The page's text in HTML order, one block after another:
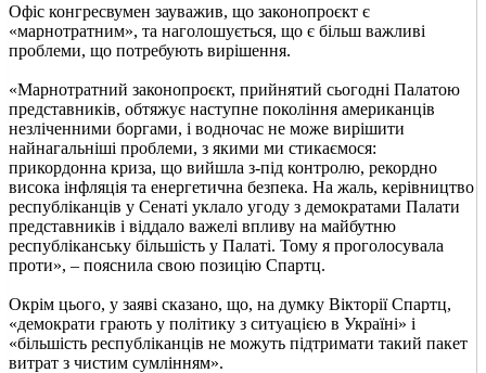
Офіс конгресвумен зауважив, що законопроєкт є
«марнотратним», та наголошується, що є більш важливі
проблеми, що потребують вирішення.
«Марнотратний законопроєкт, прийнятий сьогодні Палатою
представників, обтяжує наступне покоління американців
незліченними боргами, і водночас не може вирішити
найнагальніші проблеми, з якими ми стикаємося:
прикордонна криза, що вийшла з-під контролю, рекордно
висока інфляція та енергетична безпека. На жаль, керівництво
республіканців у Сенаті уклало угоду з демократами Палати
представників і віддало важелі впливу на майбутню
республіканську більшість у Палаті. Тому я проголосувала
проти», – пояснила свою позицію Спартц.
Окрім цього, у заяві сказано, що, на думку Вікторії Спартц,
«демократи грають у політику з ситуацією в Україні» і
«більшість республіканців не можуть підтримати такий пакет
витрат з чистим сумлінням».